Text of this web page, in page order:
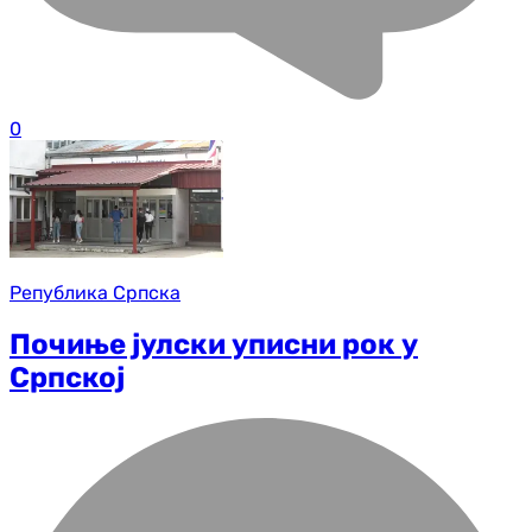
0
Република Српска
Почиње јулски уписни рок у
Српској